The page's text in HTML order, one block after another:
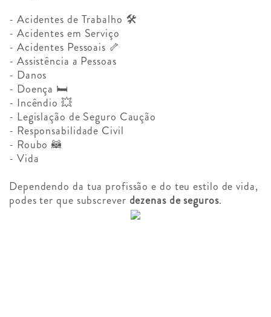
- Acidentes de Trabalho 🛠️
- Acidentes em Serviço
- Acidentes Pessoais 🦴
- Assistência a Pessoas
- Danos
- Doença 🛏️
- Incêndio 💥
- Legislação de Seguro Caução
- Responsabilidade Civil
- Roubo 🦝
- Vida
Dependendo da tua profissão e do teu estilo de vida,
podes ter que subscrever dezenas de seguros.